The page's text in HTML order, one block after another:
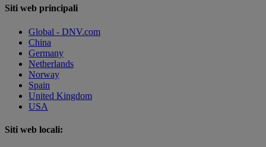
Siti web principali
Global - DNV.com
China
Germany
Netherlands
Norway
Spain
United Kingdom
USA
Siti web locali: